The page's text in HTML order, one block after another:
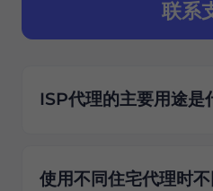
联系
ISP代理的主要用途是
使用不同住宅代理时